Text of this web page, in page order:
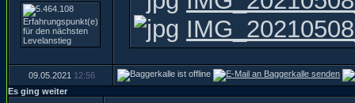
09.05.2021 12:56
Es ging weiter